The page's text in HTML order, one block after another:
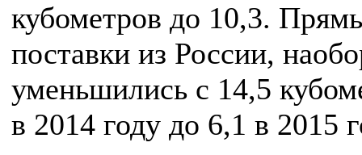
кубометров до 10,3.
поставки из России,
уменьшились с 14,5
в 2014 году до 6,1 в 2015